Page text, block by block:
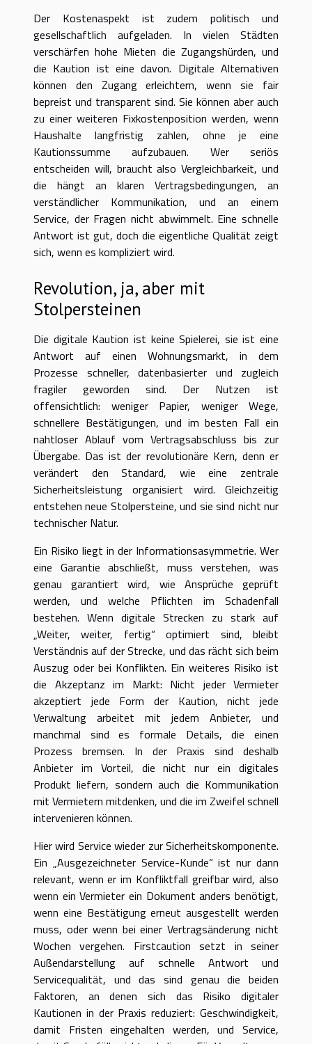
Der Kostenaspekt ist zudem politisch und
gesellschaftlich aufgeladen. In vielen Städten
verschärfen hohe Mieten die Zugangshürden, und
die Kaution ist eine davon. Digitale Alternativen
können den Zugang erleichtern, wenn sie fair
bepreist und transparent sind. Sie können aber auch
zu einer weiteren Fixkostenposition werden, wenn
Haushalte langfristig zahlen, ohne je eine
Kautionssumme aufzubauen. Wer seriös
entscheiden will, braucht also Vergleichbarkeit, und
die hängt an klaren Vertragsbedingungen, an
verständlicher Kommunikation, und an einem
Service, der Fragen nicht abwimmelt. Eine schnelle
Antwort ist gut, doch die eigentliche Qualität zeigt
sich, wenn es kompliziert wird.
Revolution, ja, aber mit
Stolpersteinen
Die digitale Kaution ist keine Spielerei, sie ist eine
Antwort auf einen Wohnungsmarkt, in dem
Prozesse schneller, datenbasierter und zugleich
fragiler geworden sind. Der Nutzen ist
offensichtlich: weniger Papier, weniger Wege,
schnellere Bestätigungen, und im besten Fall ein
nahtloser Ablauf vom Vertragsabschluss bis zur
Übergabe. Das ist der revolutionäre Kern, denn er
verändert den Standard, wie eine zentrale
Sicherheitsleistung organisiert wird. Gleichzeitig
entstehen neue Stolpersteine, und sie sind nicht nur
technischer Natur.
Ein Risiko liegt in der Informationsasymmetrie. Wer
eine Garantie abschließt, muss verstehen, was
genau garantiert wird, wie Ansprüche geprüft
werden, und welche Pflichten im Schadenfall
bestehen. Wenn digitale Strecken zu stark auf
„Weiter, weiter, fertig“ optimiert sind, bleibt
Verständnis auf der Strecke, und das rächt sich beim
Auszug oder bei Konflikten. Ein weiteres Risiko ist
die Akzeptanz im Markt: Nicht jeder Vermieter
akzeptiert jede Form der Kaution, nicht jede
Verwaltung arbeitet mit jedem Anbieter, und
manchmal sind es formale Details, die einen
Prozess bremsen. In der Praxis sind deshalb
Anbieter im Vorteil, die nicht nur ein digitales
Produkt liefern, sondern auch die Kommunikation
mit Vermietern mitdenken, und die im Zweifel schnell
intervenieren können.
Hier wird Service wieder zur Sicherheitskomponente.
Ein „Ausgezeichneter Service-Kunde“ ist nur dann
relevant, wenn er im Konfliktfall greifbar wird, also
wenn ein Vermieter ein Dokument anders benötigt,
wenn eine Bestätigung erneut ausgestellt werden
muss, oder wenn bei einer Vertragsänderung nicht
Wochen vergehen. Firstcaution setzt in seiner
Außendarstellung auf schnelle Antwort und
Servicequalität, und das sind genau die beiden
Faktoren, an denen sich das Risiko digitaler
Kautionen in der Praxis reduziert: Geschwindigkeit,
damit Fristen eingehalten werden, und Service,